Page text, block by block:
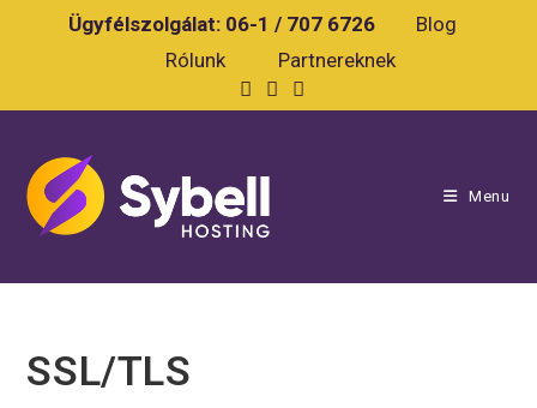
Ügyfélszolgálat: 06-1 / 707 6726
Blog
Rólunk
Partnereknek
Menu
SSL/TLS